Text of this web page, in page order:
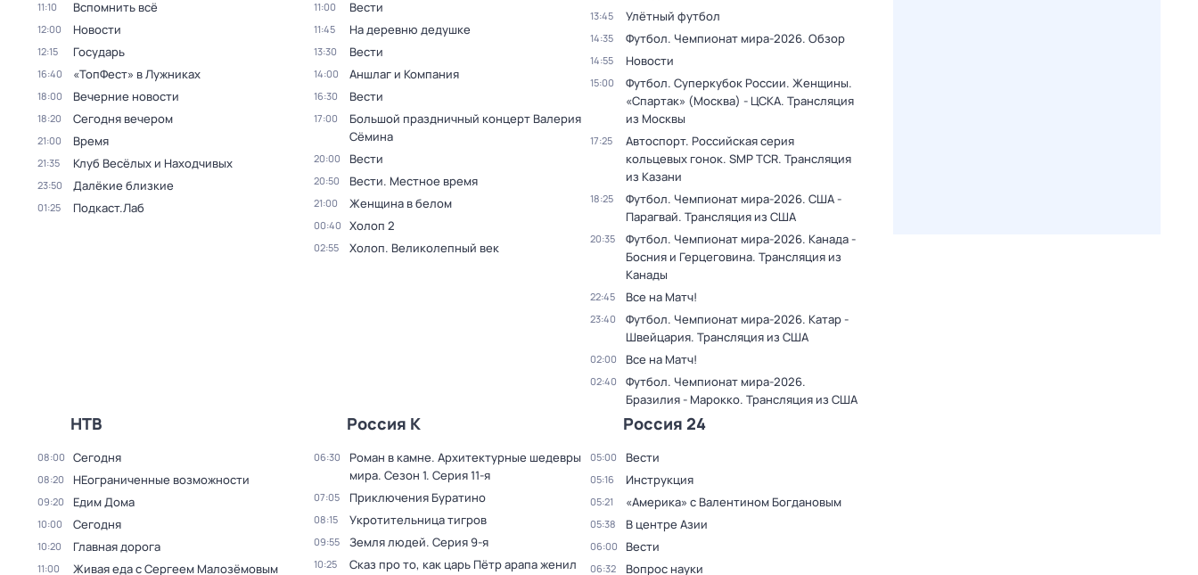
11:10 Вспомнить всё
12:00 Новости
12:15 Государь
16:40 «ТопФест» в Лужниках
18:00 Вечерние новости
18:20 Сегодня вечером
21:00 Время
21:35 Клуб Весёлых и Находчивых
23:50 Далёкие близкие
01:25 Подкаст.Лаб
11:00 Вести
11:45 На деревню дедушке
13:30 Вести
14:00 Аншлаг и Компания
16:30 Вести
17:00
Большой праздничный концерт Валерия
Сёмина
20:00 Вести
20:50 Вести. Местное время
21:00 Женщина в белом
00:40 Холоп 2
02:55 Холоп. Великолепный век
13:45 Улётный футбол
14:35 Футбол. Чемпионат мира-2026. Обзор
14:55 Новости
15:00
Футбол. Суперкубок России. Женщины.
«Спартак» (Москва) - ЦСКА. Трансляция
из Москвы
17:25
Автоспорт. Российская серия
кольцевых гонок. SMP TCR. Трансляция
из Казани
18:25
Футбол. Чемпионат мира-2026. США -
Парагвай. Трансляция из США
20:35
Футбол. Чемпионат мира-2026. Канада -
Босния и Герцеговина. Трансляция из
Канады
22:45 Все на Матч!
23:40
Футбол. Чемпионат мира-2026. Катар -
Швейцария. Трансляция из США
02:00 Все на Матч!
02:40
Футбол. Чемпионат мира-2026.
Бразилия - Марокко. Трансляция из США
НТВ
08:00 Сегодня
08:20 НЕограниченные возможности
09:20 Едим Дома
10:00 Сегодня
10:20 Главная дорога
11:00 Живая еда с Сергеем Малозёмовым
Россия К
06:30
Роман в камне. Архитектурные шедевры
мира. Сезон 1. Серия 11-я
07:05 Приключения Буратино
08:15 Укротительница тигров
09:55 Земля людей. Серия 9-я
10:25 Сказ про то, как царь Пётр арапа женил
Россия 24
05:00 Вести
05:16 Инструкция
05:21 «Америка» с Валентином Богдановым
05:38 В центре Азии
06:00 Вести
06:32 Вопрос науки